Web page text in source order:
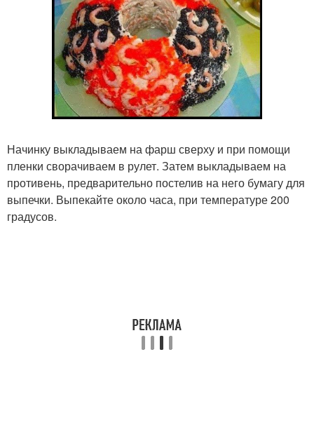
Начинку выкладываем на фарш сверху и при помощи
пленки сворачиваем в рулет. Затем выкладываем на
противень, предварительно постелив на него бумагу для
выпечки. Выпекайте около часа, при температуре 200
градусов.